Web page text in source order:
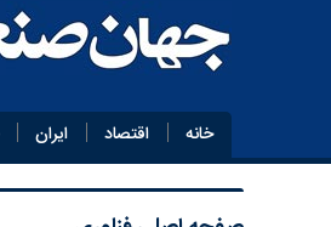
خانه اقتصاد ایران